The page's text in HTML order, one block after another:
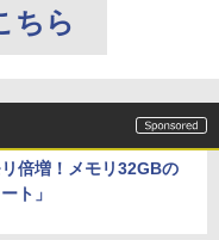
ちら
倍増！メモリ32GBの
ト」